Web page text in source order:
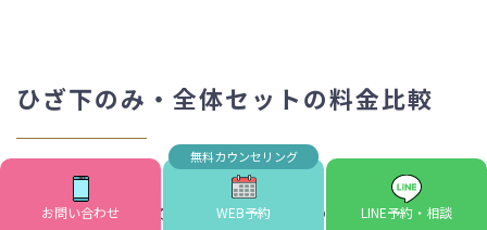
お問い合わせ WEB予約 LINE予約・相談
ひざ下のみ・全体セットの料金比較
施術範囲によって料金は大きく変わります。「どこ